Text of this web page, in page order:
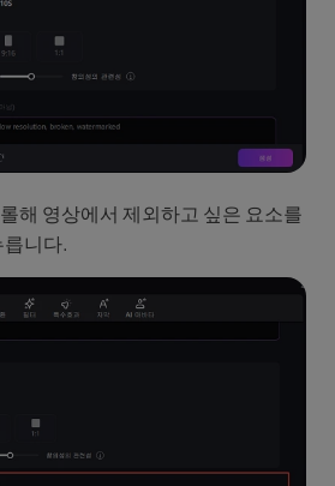
해 영상에서 제외하고 싶은 요소를
니다.